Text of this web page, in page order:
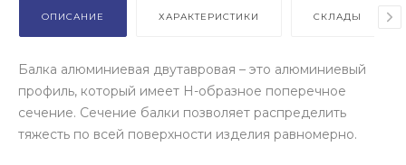
ОПИСАНИЕ ХАРАКТЕРИСТИКИ СКЛАДЫ
Балка алюминиевая двутавровая – это алюминиевый
профиль, который имеет Н-образное поперечное
сечение. Сечение балки позволяет распределить
тяжесть по всей поверхности изделия равномерно.